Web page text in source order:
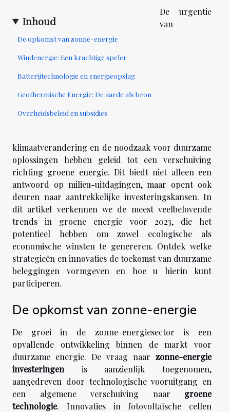
Inhoud
De opkomst van zonne-energie
Windenergie: Een krachtige speler
Batterijtechnologie en energieopslag
Geothermische Energie: De aarde als bron
Overheidsbeleid en subsidies
De urgentie
van
klimaatverandering en de noodzaak voor duurzame
oplossingen hebben geleid tot een verschuiving
richting groene energie. Dit biedt niet alleen een
antwoord op milieu-uitdagingen, maar opent ook
deuren naar aantrekkelijke investeringskansen. In
dit artikel verkennen we de meest veelbelovende
trends in groene energie voor 2023, die het
potentieel hebben om zowel ecologische als
economische winsten te genereren. Ontdek welke
strategieën en innovaties de toekomst van duurzame
beleggingen vormgeven en hoe u hierin kunt
participeren.
De opkomst van zonne-energie
De groei in de zonne-energiesector is een
opvallende ontwikkeling binnen de markt voor
duurzame energie. De vraag naar zonne-energie
investeringen is aanzienlijk toegenomen,
aangedreven door technologische vooruitgang en
een algemene verschuiving naar groene
technologie. Innovaties in fotovoltaïsche cellen